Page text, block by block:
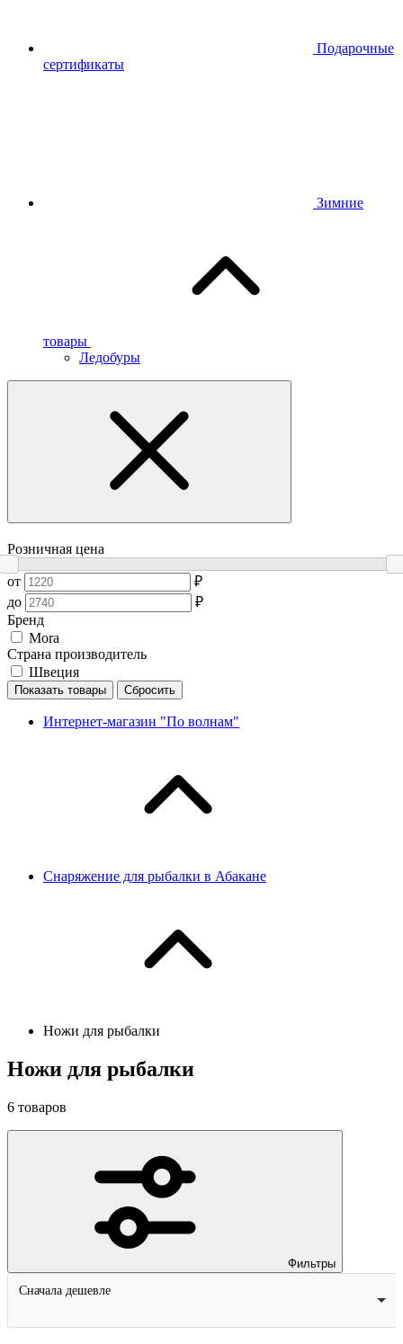
Подарочные
сертификаты
Зимние
товары
Ледобуры
Розничная цена
от
₽
до
₽
Бренд
Mora
Страна производитель
Швеция
Показать товары Сбросить
Интернет-магазин "По волнам"
Снаряжение для рыбалки в Абакане
Ножи для рыбалки
Ножи для рыбалки
6 товаров
Фильтры
Сначала дешевле